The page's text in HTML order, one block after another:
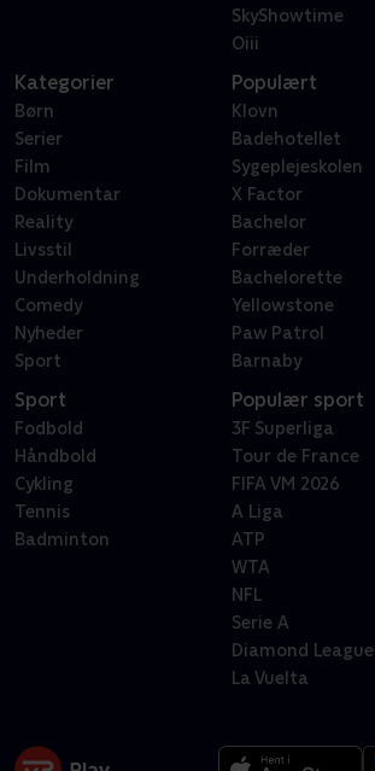
SkyShowtime
Oiii
Kategorier
Børn
Serier
Film
Dokumentar
Reality
Livsstil
Underholdning
Comedy
Nyheder
Sport
Populært
Klovn
Badehotellet
Sygeplejeskolen
X Factor
Bachelor
Forræder
Bachelorette
Yellowstone
Paw Patrol
Barnaby
Sport
Fodbold
Håndbold
Cykling
Tennis
Badminton
Populær sport
3F Superliga
Tour de France
FIFA VM 2026
A Liga
ATP
WTA
NFL
Serie A
Diamond League
La Vuelta